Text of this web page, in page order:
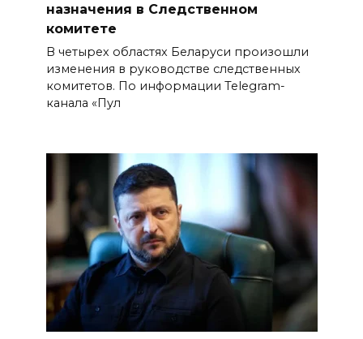
назначения в Следственном
комитете
В четырех областях Беларуси произошли
изменения в руководстве следственных
комитетов. По информации Telegram-
канала «Пул